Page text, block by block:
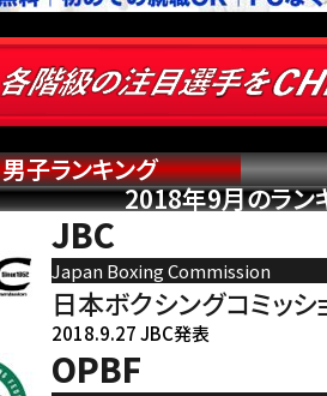
男子ランキング
2018年9月のラン
JBC
Japan Boxing Commission
日本ボクシングコミッシ
2018.9.27 JBC発表
OPBF